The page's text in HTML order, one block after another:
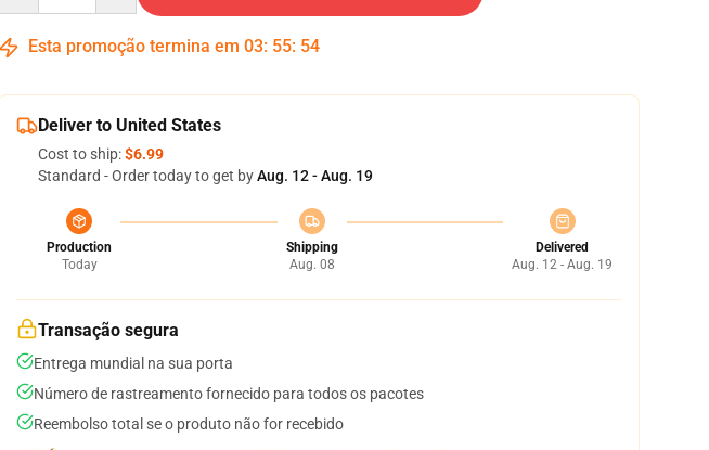
Esta promoção termina em 03: 55: 54
Deliver to United States
Cost to ship:$6.99
Standard - Order today to get byAug. 12 - Aug. 19
Production
Today
Shipping
Aug. 08
Delivered
Aug. 12 - Aug. 19
Transação segura
Entrega mundial na sua porta
Número de rastreamento fornecido para todos os pacotes
Reembolso total se o produto não for recebido